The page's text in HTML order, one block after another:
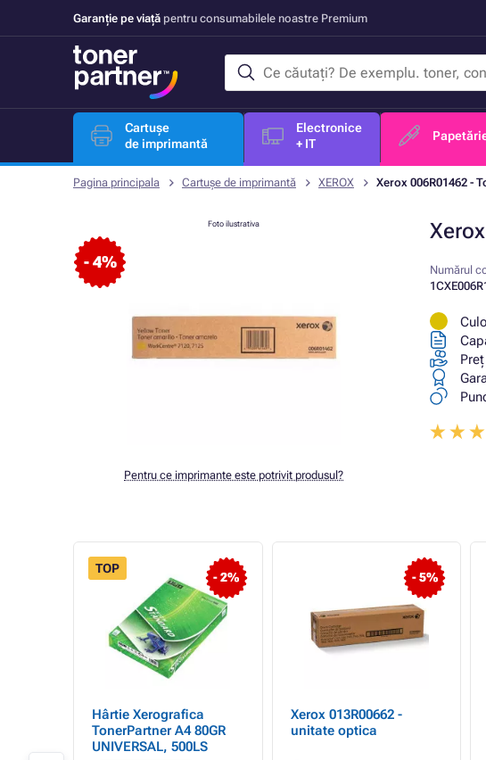
Garanție pe viață pentru consumabilele noastre Premium
Cartușe
de imprimantă
Electronice
+ IT
Pagina principala Cartușe de imprimantă XEROX Xerox 006R01462 -
- 4%
Foto ilustrativa
Pentru ce imprimante este potrivit produsul?
Numărul
- 2%
TOP
Hârtie Xerografica
TonerPartner A4 80GR
UNIVERSAL, 500LS
- 5%
Xerox 013R00662 -
unitate optica